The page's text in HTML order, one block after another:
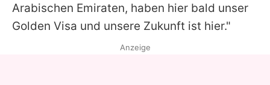
Arabischen Emiraten, haben hier bald unser
Golden Visa und unsere Zukunft ist hier."
Anzeige